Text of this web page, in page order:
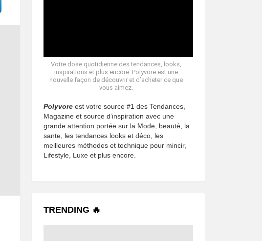
Votre dose quotidienne des tendances, looks,
inspirations et plus encore. Polyvore est une
nouvelle façon de découvrir et d’acheter ce que
vous aimez.
Polyvore est votre source #1 des Tendances,
Magazine et source d’inspiration avec une
grande attention portée sur la Mode, beauté, la
sante, les tendances looks et déco, les
meilleures méthodes et technique pour mincir,
Lifestyle, Luxe et plus encore.
TRENDING 🔥